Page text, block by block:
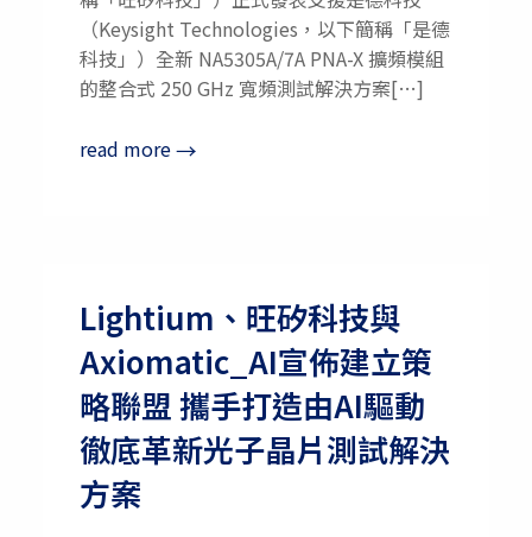
（Keysight Technologies，以下簡稱「是德
科技」）全新 NA5305A/7A PNA-X 擴頻模組
的整合式 250 GHz 寬頻測試解決方案[…]
read more→
Lightium、旺矽科技與
Axiomatic_AI宣佈建立策
略聯盟 攜手打造由AI驅動
徹底革新光子晶片測試解決
方案